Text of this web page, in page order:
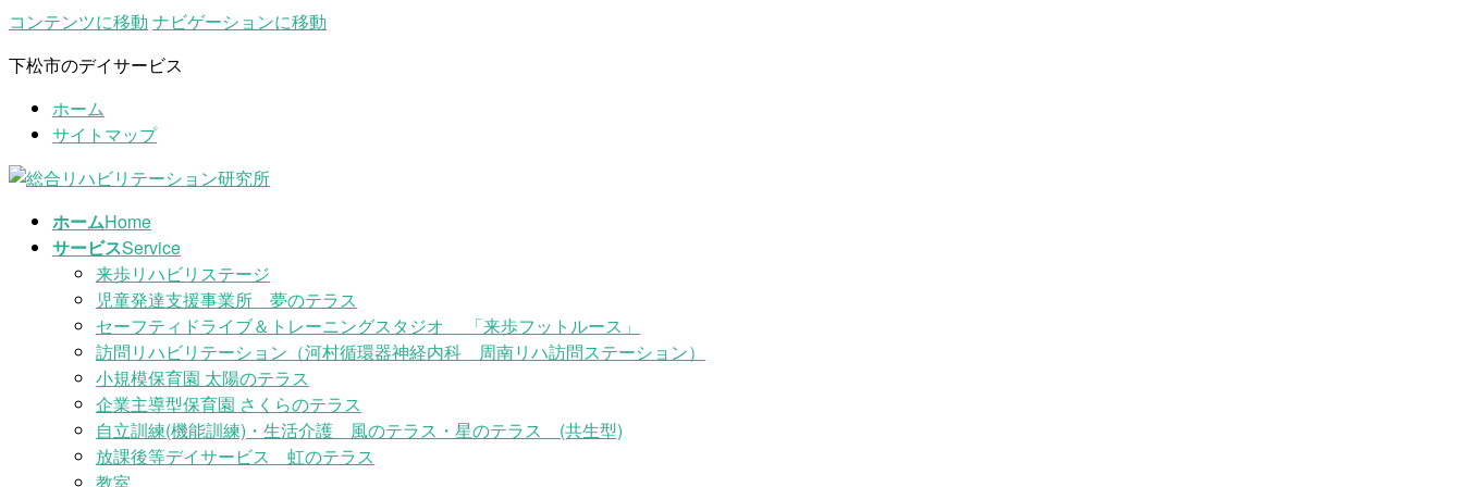
コンテンツに移動 ナビゲーションに移動
下松市のデイサービス
ホーム
サイトマップ
ホームHome
サービスService
来歩リハビリステージ
児童発達支援事業所 夢のテラス
セーフティドライブ＆トレーニングスタジオ 「来歩フットルース」
訪問リハビリテーション（河村循環器神経内科 周南リハ訪問ステーション）
小規模保育園 太陽のテラス
企業主導型保育園 さくらのテラス
自立訓練(機能訓練)・生活介護 風のテラス・星のテラス (共生型)
放課後等デイサービス 虹のテラス